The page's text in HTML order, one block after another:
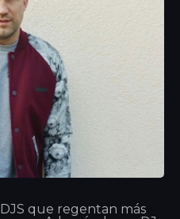
que regentan más